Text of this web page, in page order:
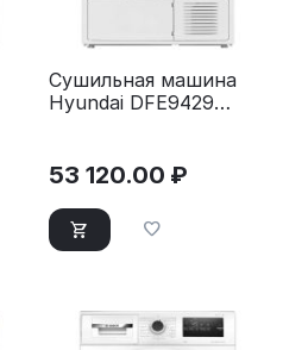
Сушильная машина
Hyundai DFE9429
53 120.00 ₽